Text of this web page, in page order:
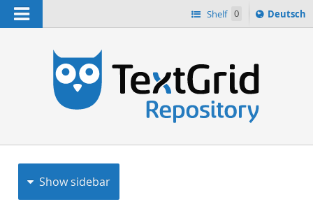
Navigation Shelf 0
Sprache
ï¿½ndern
Deutsch
Show sidebar